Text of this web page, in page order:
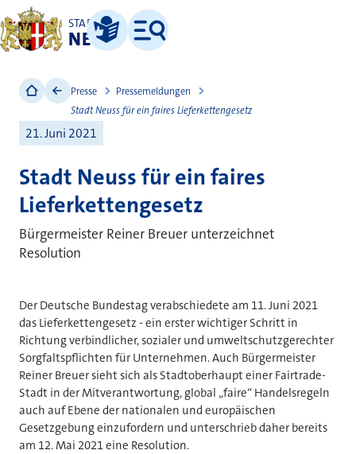
STADT
NEUSS
Leichte Sprache
Menü
Presse
Pressemeldungen
Stadt Neuss für ein faires Lieferkettengesetz
21. Juni 2021
Stadt Neuss für ein faires
Lieferkettengesetz
Bürgermeister Reiner Breuer unterzeichnet
Resolution
Der Deutsche Bundestag verabschiedete am 11. Juni 2021
das Lieferkettengesetz - ein erster wichtiger Schritt in
Richtung verbindlicher, sozialer und umweltschutzgerechter
Sorgfaltspflichten für Unternehmen. Auch Bürgermeister
Reiner Breuer sieht sich als Stadtoberhaupt einer Fairtrade-
Stadt in der Mitverantwortung, global „faire“ Handelsregeln
auch auf Ebene der nationalen und europäischen
Gesetzgebung einzufordern und unterschrieb daher bereits
am 12. Mai 2021 eine Resolution.